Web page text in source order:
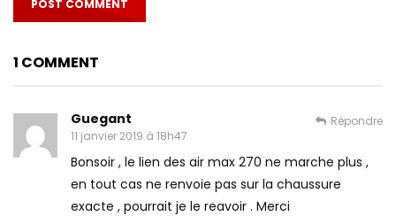
1 COMMENT
Guegant
11 janvier 2019 à 18h47
Bonsoir , le lien des air max 270 ne marche plus ,
en tout cas ne renvoie pas sur la chaussure
exacte , pourrait je le reavoir . Merci
Répondre